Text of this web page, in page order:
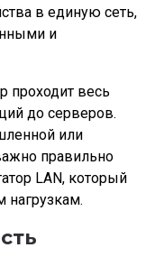
в единую сеть,
и
проходит весь
до серверов.
или
правильно
LAN, который
нагрузкам.